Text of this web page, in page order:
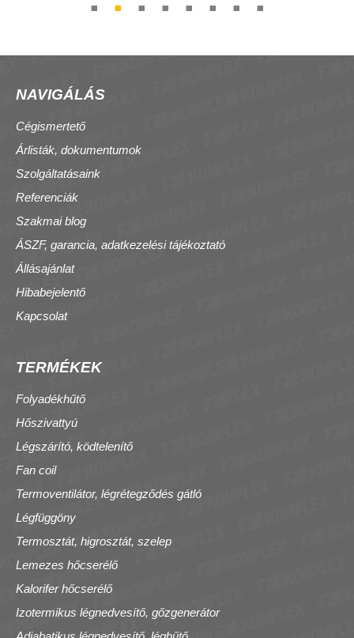
NAVIGÁLÁS
Cégismertető
Árlisták, dokumentumok
Szolgáltatásaink
Referenciák
Szakmai blog
ÁSZF, garancia, adatkezelési tájékoztató
Állásajánlat
Hibabejelentő
Kapcsolat
TERMÉKEK
Folyadékhűtő
Hőszivattyú
Légszárító, ködtelenítő
Fan coil
Termoventilátor, légrétegződés gátló
Légfüggöny
Termosztát, higrosztát, szelep
Lemezes hőcserélő
Kalorifer hőcserélő
Izotermikus légnedvesítő, gőzgenerátor